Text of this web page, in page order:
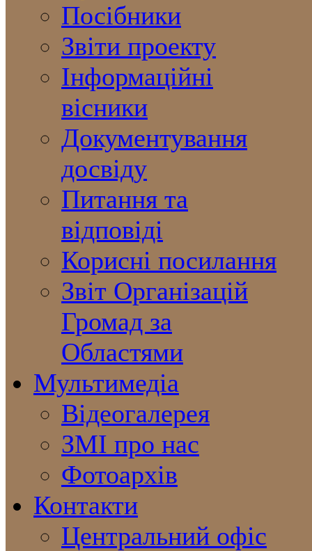
Посібники
Звіти проекту
Інформаційні
вісники
Документування
досвіду
Питання та
відповіді
Корисні посилання
Звіт Організацій
Громад за
Областями
Мультимедіа
Відеогалерея
ЗМІ про нас
Фотоархів
Контакти
Центральний офіс